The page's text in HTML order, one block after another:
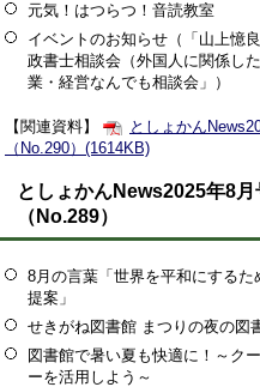
元気！はつらつ！音読教室
イベントのお知らせ（「山上憶
政書士相談会（外国人に関係し
業・経営なんでも相談会」）
【関連資料】
としょかん
（No.290）(1614KB)
としょかんNews2025年8月
（No.289）
8月の言葉「世界を平和にするた
提案」
せきがね図書館 まつりの夜の図
図書館で暑い夏も快適に！～ク
ーを活用しよう～